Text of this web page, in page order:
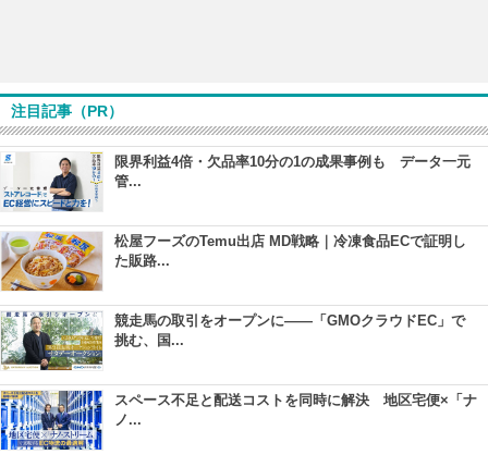
注目記事（PR）
限界利益4倍・欠品率10分の1の成果事例も データ一元
管...
松屋フーズのTemu出店 MD戦略｜冷凍食品ECで証明し
た販路...
競走馬の取引をオープンに――「GMOクラウドEC」で
挑む、国...
スペース不足と配送コストを同時に解決 地区宅便×「ナ
ノ...